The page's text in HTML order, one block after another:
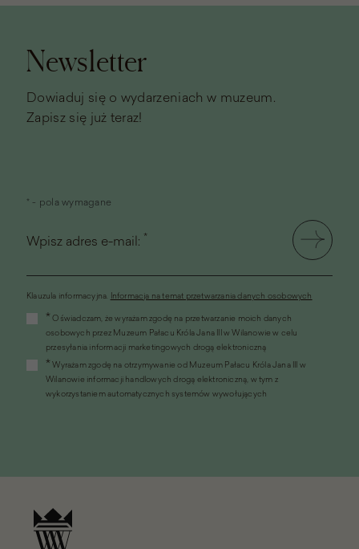
Stopka
Newsletter
Dowiaduj się o wydarzeniach w muzeum.
Zapisz się już teraz!
* - pola wymagane
Wpisz adres e-mail: *
Klauzula informacyjna. Informacja na temat przetwarzania danych osobowych
otworzy
nowym
oknie)
* Oświadczam, że wyrażam zgodę na przetwarzanie moich danych
osobowych przez Muzeum Pałacu Króla Jana III w Wilanowie w celu
przesyłania informacji marketingowych drogą elektroniczną
* Wyrażam zgodę na otrzymywanie od Muzeum Pałacu Króla Jana III w
Wilanowie informacji handlowych drogą elektroniczną, w tym z
wykorzystaniem automatycznych systemów wywołujących